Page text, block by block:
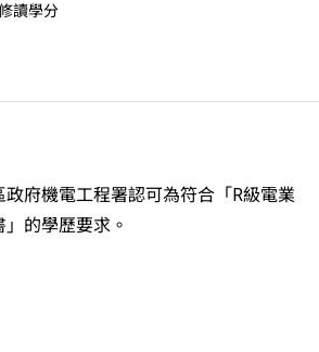
讀學分
府機電工程署認可為符合「R級電業
的學歷要求。